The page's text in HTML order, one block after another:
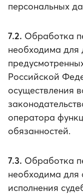
персональных
7.2. Обработка
необходима для
Российской
осуществления
оператора
обязанностей.
7.3. Обработка
необходима для
исполнения